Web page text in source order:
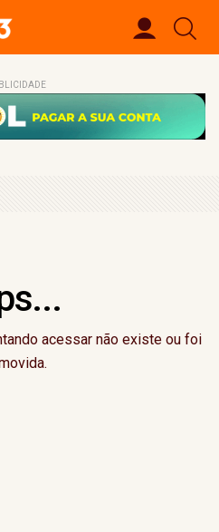
acessar não existe ou foi